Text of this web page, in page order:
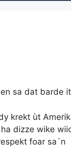
sa dat barde
krekt ùt
dizze wike
foar sa`n